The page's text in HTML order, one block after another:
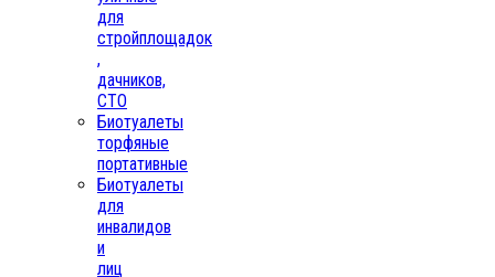
для
стройплощадок
,
дачников,
СТО
Биотуалеты
торфяные
портативные
Биотуалеты
для
инвалидов
и
лиц